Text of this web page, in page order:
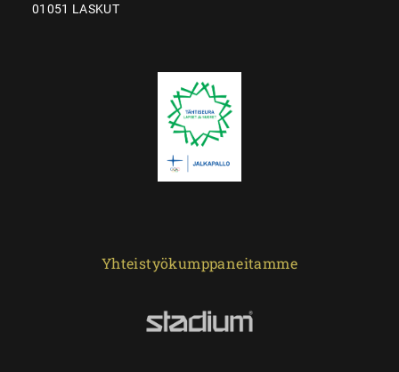
01051 LASKUT
Yhteistyökumppaneitamme